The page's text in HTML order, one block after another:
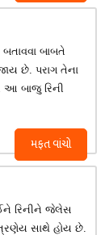
મફત વાંચો
બાબતે
છે. પરાગ તેના
બાજુ રિની
રિનીને જેલેસ
સાથે હોય છે.